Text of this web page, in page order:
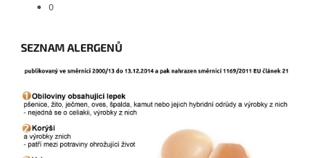
0
SEZNAM ALERGENŮ